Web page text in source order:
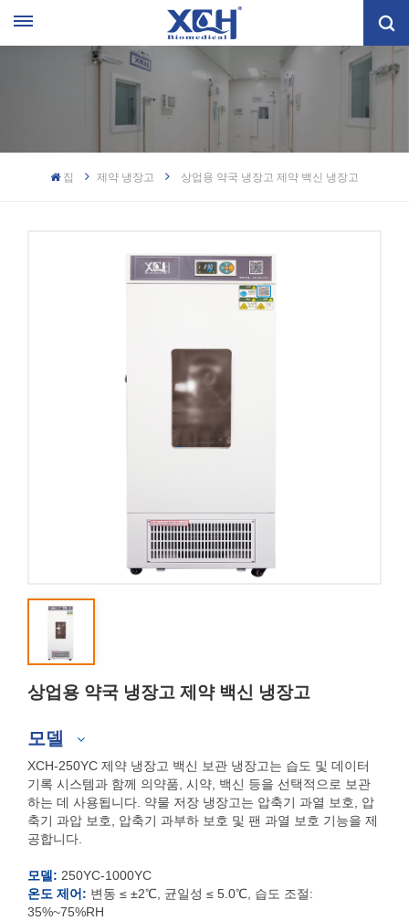
집 제약 냉장고 상업용 약국 냉장고 제약 백신 냉장고
상업용 약국 냉장고 제약 백신 냉장고
모델
XCH-250YC
XCH-400YC
XCH-500YC
XCH-250YC 제약 냉장고 백신 보관 냉장고는 습도 및 데이터
기록 시스템과 함께 의약품, 시약, 백신 등을 선택적으로 보관
하는 데 사용됩니다. 약물 저장 냉장고는 압축기 과열 보호, 압
축기 과압 보호, 압축기 과부하 보호 및 팬 과열 보호 기능을 제
공합니다.
모델: 250YC-1000YC
온도 제어: 변동 ≤ ±2℃, 균일성 ≤ 5.0℃, 습도 조절:
35%~75%RH